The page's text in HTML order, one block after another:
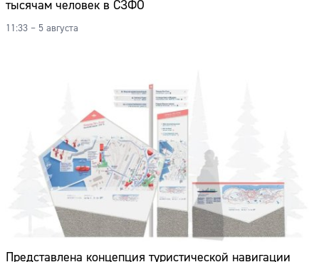
тысячам человек в СЗФО
11:33 – 5 августа
Представлена концепция туристической навигации